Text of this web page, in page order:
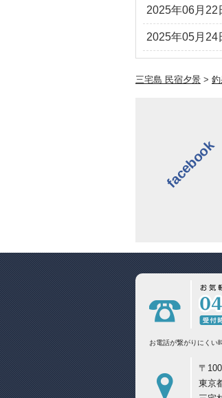
2025年06月22
2025年05月24
三宅島 民宿夕景 >
facebook
お電話が繋がりにくい
〒
東京